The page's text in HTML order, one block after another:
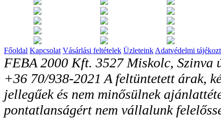
Főoldal Kapcsolat Vásárlási feltételek Üzleteink Adatvédelmi
FEBA 2000 Kft. 3527 Miskolc,
+36 70/938-2021 A feltüntetett árak,
jellegűek és nem minősülnek
pontatlanságért nem vállalunk